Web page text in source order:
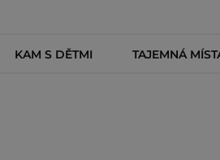
KAM S DĚTMI TAJEMNÁ